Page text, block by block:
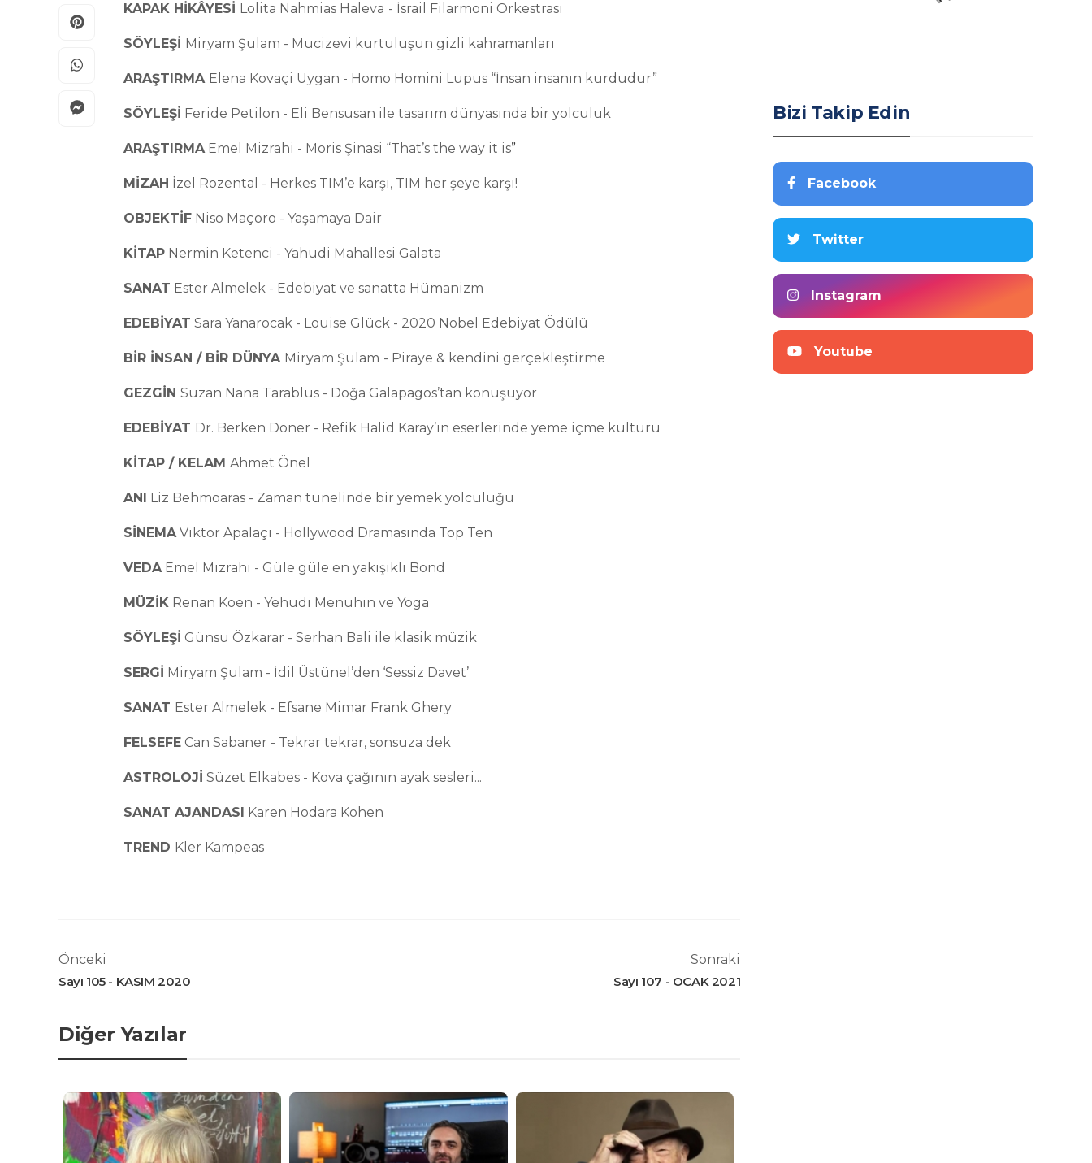
KAPAK HİKÂYESİ Lolita Nahmias Haleva - İsrail Filarmoni Orkestrası
SÖYLEŞİ Miryam Şulam - Mucizevi kurtuluşun gizli kahramanları
ARAŞTIRMA Elena Kovaçi Uygan - Homo Homini Lupus “İnsan insanın kurdudur”
SÖYLEŞİ Feride Petilon - Eli Bensusan ile tasarım dünyasında bir yolculuk
ARAŞTIRMAEmel Mizrahi - Moris Şinasi “That’s the way it is”
MİZAH İzel Rozental - Herkes TIM’e karşı, TIM her şeye karşı!
OBJEKTİF Niso Maçoro - Yaşamaya Dair
KİTAP Nermin Ketenci - Yahudi Mahallesi Galata
SANAT Ester Almelek - Edebiyat ve sanatta Hümanizm
EDEBİYAT Sara Yanarocak - Louise Glück - 2020 Nobel Edebiyat Ödülü
BİR İNSAN / BİR DÜNYA Miryam Şulam - Piraye & kendini gerçekleştirme
GEZGİN Suzan Nana Tarablus - Doğa Galapagos’tan konuşuyor
EDEBİYAT Dr. Berken Döner - Refik Halid Karay’ın eserlerinde yeme içme kültürü
KİTAP / KELAM Ahmet Önel
ANI Liz Behmoaras - Zaman tünelinde bir yemek yolculuğu
SİNEMAViktor Apalaçi - Hollywood Dramasında Top Ten
VEDAEmel Mizrahi - Güle güle en yakışıklı Bond
MÜZİK Renan Koen - Yehudi Menuhin ve Yoga
SÖYLEŞİ Günsu Özkarar - Serhan Bali ile klasik müzik
SERGİ Miryam Şulam - İdil Üstünel’den ‘Sessiz Davet’
SANAT Ester Almelek - Efsane Mimar Frank Ghery
FELSEFE Can Sabaner - Tekrar tekrar, sonsuza dek
ASTROLOJİ Süzet Elkabes - Kova çağının ayak sesleri...
SANAT AJANDASI Karen Hodara Kohen
TREND Kler Kampeas
Önceki
Sayı 105 - KASIM 2020
Sonraki
Sayı 107 - OCAK 2021
Diğer Yazılar
Bizi Takip Edin
Facebook
Twitter
Instagram
Youtube